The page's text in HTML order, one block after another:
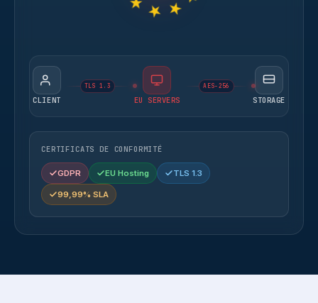
CLIENT
TLS 1.3
EU SERVERS
AES-256
STORAGE
CERTIFICATS DE CONFORMITÉ
GDPR EU Hosting TLS 1.3
99,99% SLA